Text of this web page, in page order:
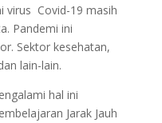
virus Covid-19 masih
Pandemi ini
Sektor kesehatan,
lain-lain.
hal ini
Jarak Jauh